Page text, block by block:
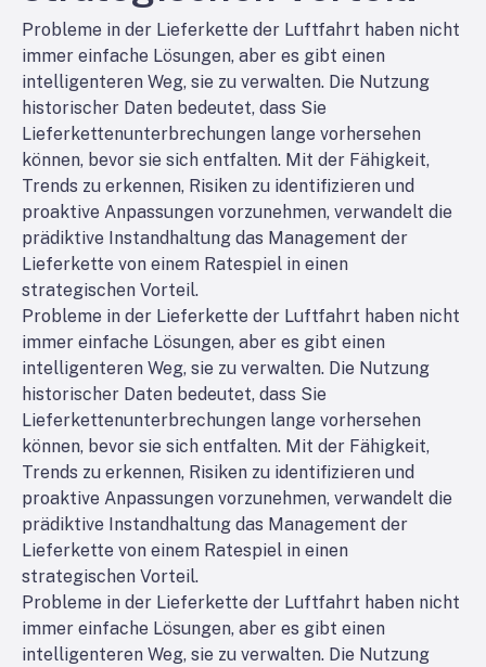
Probleme in der Lieferkette der Luftfahrt haben nicht
immer einfache Lösungen, aber es gibt einen
intelligenteren Weg, sie zu verwalten. Die Nutzung
historischer Daten bedeutet, dass Sie
Lieferkettenunterbrechungen lange vorhersehen
können, bevor sie sich entfalten. Mit der Fähigkeit,
Trends zu erkennen, Risiken zu identifizieren und
proaktive Anpassungen vorzunehmen, verwandelt die
prädiktive Instandhaltung das Management der
Lieferkette von einem Ratespiel in einen
strategischen Vorteil.
Probleme in der Lieferkette der Luftfahrt haben nicht
immer einfache Lösungen, aber es gibt einen
intelligenteren Weg, sie zu verwalten. Die Nutzung
historischer Daten bedeutet, dass Sie
Lieferkettenunterbrechungen lange vorhersehen
können, bevor sie sich entfalten. Mit der Fähigkeit,
Trends zu erkennen, Risiken zu identifizieren und
proaktive Anpassungen vorzunehmen, verwandelt die
prädiktive Instandhaltung das Management der
Lieferkette von einem Ratespiel in einen
strategischen Vorteil.
Probleme in der Lieferkette der Luftfahrt haben nicht
immer einfache Lösungen, aber es gibt einen
intelligenteren Weg, sie zu verwalten. Die Nutzung